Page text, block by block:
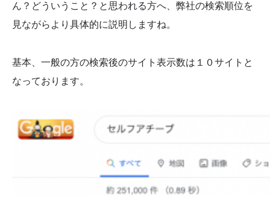
ん？どういうこと？と思われる方へ、弊社の検索順位を
見ながらより具体的に説明しますね。
基本、一般の方の検索後のサイト表示数は１０サイトと
なっております。